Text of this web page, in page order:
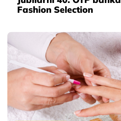
Fashion Selection